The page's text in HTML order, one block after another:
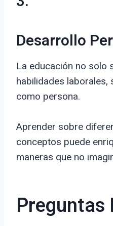
Desarrollo
La educación no solo
habilidades laborales,
como persona.
Aprender sobre
conceptos puede
maneras que no
Preguntas